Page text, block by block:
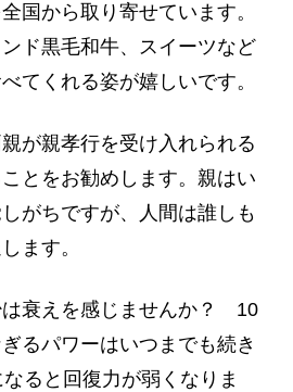
国から取り寄せています。
ド黒毛和牛、スイーツなど
てくれる姿が嬉しいです。
が親孝行を受け入れられる
とをお勧めします。親はい
がちですが、人間は誰しも
ます。
衰えを感じませんか？ 10
るパワーはいつまでも続き
ると回復力が弱くなりま